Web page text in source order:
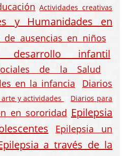
Actividades creativas
y Humanidades en
de ausencias en niños
desarrollo infantil
de la Salud
en la infancia
Diarios
y actividades
Diarios para
en sororidad Epilepsia
Epilepsia un
a través de la